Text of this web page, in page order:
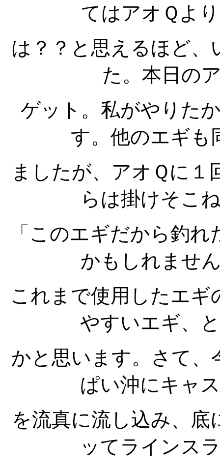
てはアオＱよ
は？？と思えるほど
た。本日の
ゲット。私がやりた
す。他のエギも
ましたが、アオＱに
らは掛けそこ
「このエギだから釣
かもしれませ
これまで使用したエ
やすいエギ、
かと思います。さて、
ぱい沖にキャ
を流真に流し込み、
ッてラインス